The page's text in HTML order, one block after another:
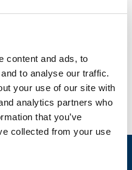
content and ads, to
to analyse our traffic.
your use of our site with
analytics partners who
that you’ve
collected from your use
Hana Doan und
"Evergrande - will